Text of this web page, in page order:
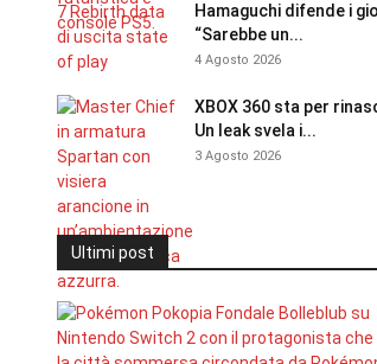
Hamaguchi difende i
“Sarebbe un...
4 Agosto 2026
XBOX 360 sta per
Un leak svela i...
3 Agosto 2026
Ultimi post